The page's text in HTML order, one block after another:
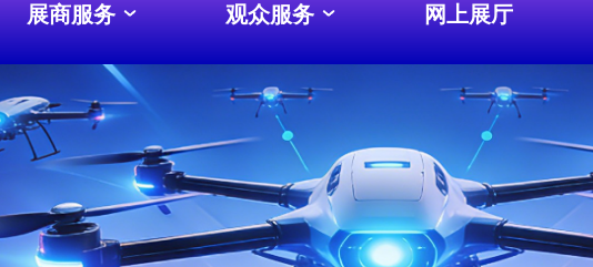
展商服务 观众服务 网上展厅